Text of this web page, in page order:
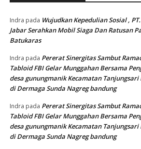
Indra pada Wujudkan Kepedulian Sosial ,
Jabar Serahkan Mobil Siaga Dan Ratusan
Batukaras
Indra pada Pererat Sinergitas Sambut
Tabloid FBI Gelar Munggahan Bersama
desa gunungmanik Kecamatan Tanjungsari
di Dermaga Sunda Nagreg bandung
Indra pada Pererat Sinergitas Sambut
Tabloid FBI Gelar Munggahan Bersama
desa gunungmanik Kecamatan Tanjungsari
di Dermaga Sunda Nagreg bandung